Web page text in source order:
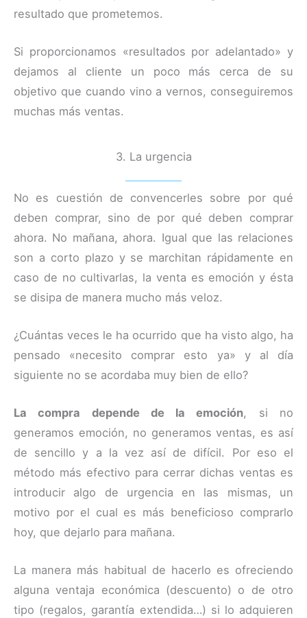
resultado que prometemos.
Si proporcionamos «resultados por adelantado» y
dejamos al cliente un poco más cerca de su
objetivo que cuando vino a vernos, conseguiremos
muchas más ventas.
3. La urgencia
No es cuestión de convencerles sobre por qué
deben comprar, sino de por qué deben comprar
ahora. No mañana, ahora. Igual que las relaciones
son a corto plazo y se marchitan rápidamente en
caso de no cultivarlas, la venta es emoción y ésta
se disipa de manera mucho más veloz.
¿Cuántas veces le ha ocurrido que ha visto algo, ha
pensado «necesito comprar esto ya» y al día
siguiente no se acordaba muy bien de ello?
La compra depende de la emoción, si no
generamos emoción, no generamos ventas, es así
de sencillo y a la vez así de difícil. Por eso el
método más efectivo para cerrar dichas ventas es
introducir algo de urgencia en las mismas, un
motivo por el cual es más beneficioso comprarlo
hoy, que dejarlo para mañana.
La manera más habitual de hacerlo es ofreciendo
alguna ventaja económica (descuento) o de otro
tipo (regalos, garantía extendida…) si lo adquieren